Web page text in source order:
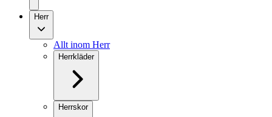
Herr
Allt inom Herr
Herrkläder
Herrskor